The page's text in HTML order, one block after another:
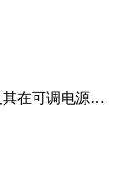
在可调电源设